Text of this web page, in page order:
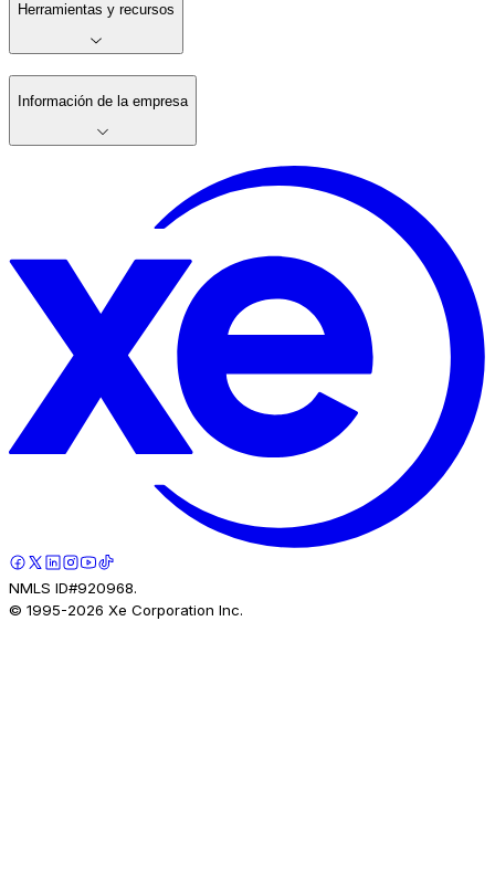
Herramientas y recursos
Información de la empresa
NMLS ID#920968.
© 1995-2026 Xe Corporation Inc.